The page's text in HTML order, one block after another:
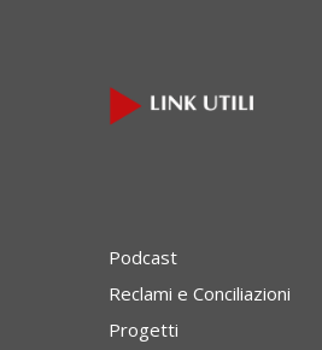
Podcast
Reclami e Conciliazioni
Progetti